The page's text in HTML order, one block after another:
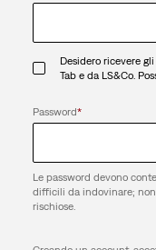
Desidero ricevere
Tab e da LS&Co.
Password*
Le password devono
difficili da indovinare; non
rischiose.